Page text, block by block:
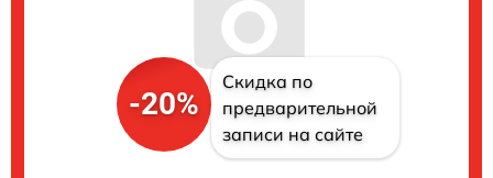
-20%
Скидка по
предварительной
записи на сайте